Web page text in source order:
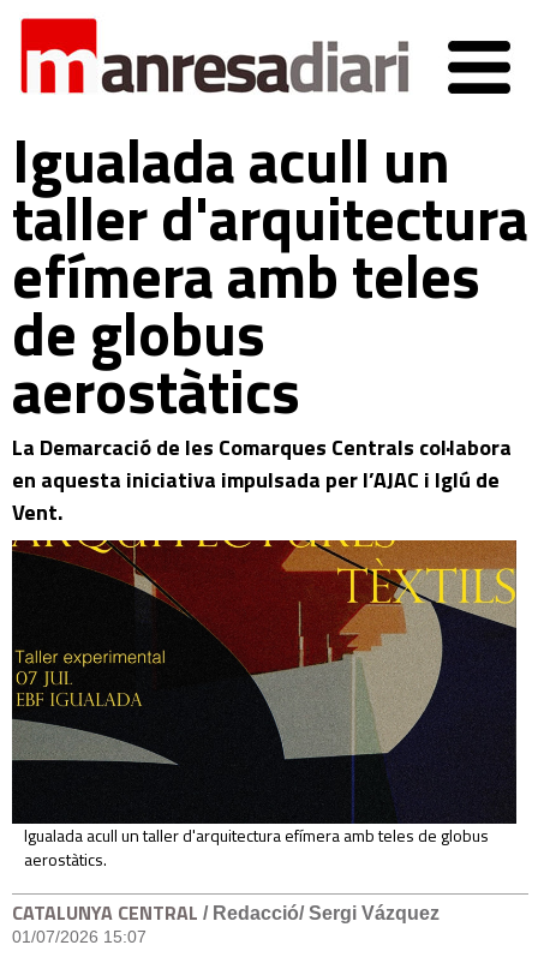
Igualada acull un
taller d'arquitectura
efímera amb teles
de globus
aerostàtics
La Demarcació de les Comarques Centrals col·labora
en aquesta iniciativa impulsada per l’AJAC i Iglú de
Vent.
Igualada acull un taller d'arquitectura efímera amb teles de globus
aerostàtics.
CATALUNYA CENTRAL / Redacció/ Sergi Vázquez
01/07/2026 15:07